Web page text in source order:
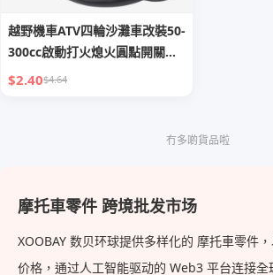
越野機車ATV四輪沙灘車改裝50-
300cc啟動打火熄火圓點開關按
鈕
$2.40$4.64
冇多啲貨品啦
摩托車零件 跨境批发市场
XOOBAY 数贝环球提供多样化的 摩托車零件
价格，通过人工智能驱动的 Web3 平台连接全